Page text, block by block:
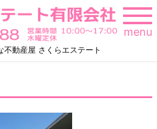
動産屋 さくらエステート
menu